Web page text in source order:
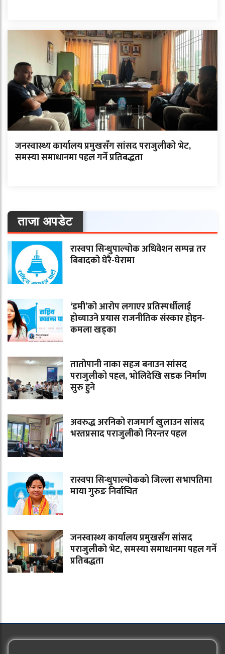
जनस्वास्थ्य कार्यालय प्रमुखसँग सांसद पराजुलीको भेट,
समस्या समाधानमा पहल गर्ने प्रतिबद्धता
ताजा अपडेट
रास्वपा सिन्धुपाल्चोक अधिवेशन सम्पन्न तर
बिबादको घेरै-घेरामा
‘डमी’को आरोप लगाएर प्रतिस्पर्धीलाई
होच्याउने प्रयास राजनीतिक संस्कार होइन-
कमला खड्का
तातोपानी नाका सहज बनाउन सांसद
पराजुलीको पहल, भोलिदेखि सडक निर्माण
सुरु हुने
अवरुद्ध अरनिको राजमार्ग खुलाउन सांसद
भरतप्रसाद पराजुलीको निरन्तर पहल
रास्वपा सिन्धुपाल्चोकको जिल्ला सभापतिमा
माया गुरुङ निर्वाचित
जनस्वास्थ्य कार्यालय प्रमुखसँग सांसद
पराजुलीको भेट, समस्या समाधानमा पहल गर्ने
प्रतिबद्धता